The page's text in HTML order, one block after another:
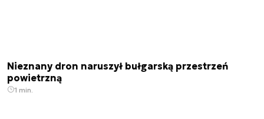
Nieznany dron naruszył bułgarską przestrzeń
powietrzną
1 min.